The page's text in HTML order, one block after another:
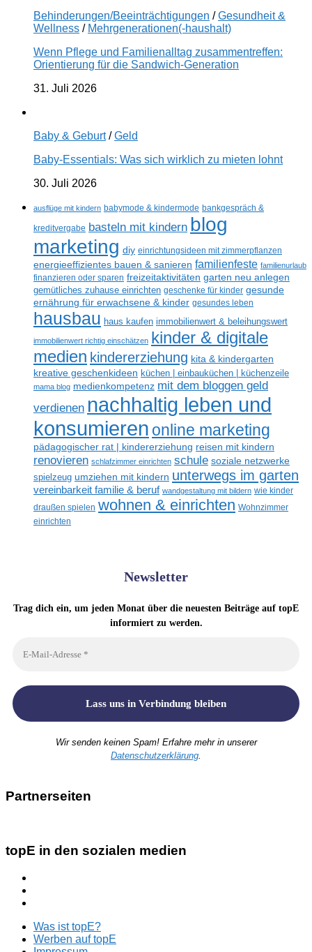
Behinderungen/Beeinträchtigungen /Gesundheit &
Wellness / Mehrgenerationen(-haushalt)
Wenn Pflege und Familienalltag zusammentreffen:
Orientierung für die Sandwich-Generation
31. Juli 2026
Baby & Geburt/Geld
Baby-Essentials: Was sich wirklich zu mieten lohnt
30. Juli 2026
ausflüge mit kindern babymode & kindermode bankgespräch &
kreditvergabe basteln mit kindern blog
marketing diy einrichtungsideen mit zimmerpflanzen
energieeffizientes bauen & sanieren familienfeste familienurlaub
finanzieren oder sparen freizeitaktivitäten garten neu anlegen
gemütliches zuhause einrichten geschenke für kinder gesunde
ernährung für erwachsene & kinder gesundes leben
hausbau haus kaufen immobilienwert & beleihungswert
immobilienwert richtig einschätzen kinder & digitale
medien kindererziehung kita & kindergarten
kreative geschenkideen küchen | einbauküchen | küchenzeile
mama blog medienkompetenz mit dem bloggen geld
verdienen nachhaltig leben und
konsumieren online marketing
pädagogischer rat | kindererziehung reisen mit kindern
renovieren schlafzimmer einrichten schule soziale netzwerke
spielzeug umziehen mit kindern unterwegs im garten
vereinbarkeit familie & beruf wandgestaltung mit bildern wie kinder
draußen spielen wohnen & einrichten Wohnzimmer
einrichten
Newsletter
Trag dich ein, um jeden Monat über die neuesten Beiträge auf topE
informiert zu werden.
Wir senden keinen Spam! Erfahre mehr in unserer
Datenschutzerklärung
Partnerseiten
topE in den sozialen medien
Was ist topE?
Werben auf topE